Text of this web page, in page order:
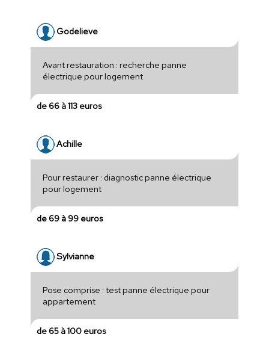
Godelieve
Avant restauration : recherche panne
électrique pour logement
de 66 à 113 euros
Achille
Pour restaurer : diagnostic panne électrique
pour logement
de 69 à 99 euros
Sylvianne
Pose comprise : test panne électrique pour
appartement
de 65 à 100 euros